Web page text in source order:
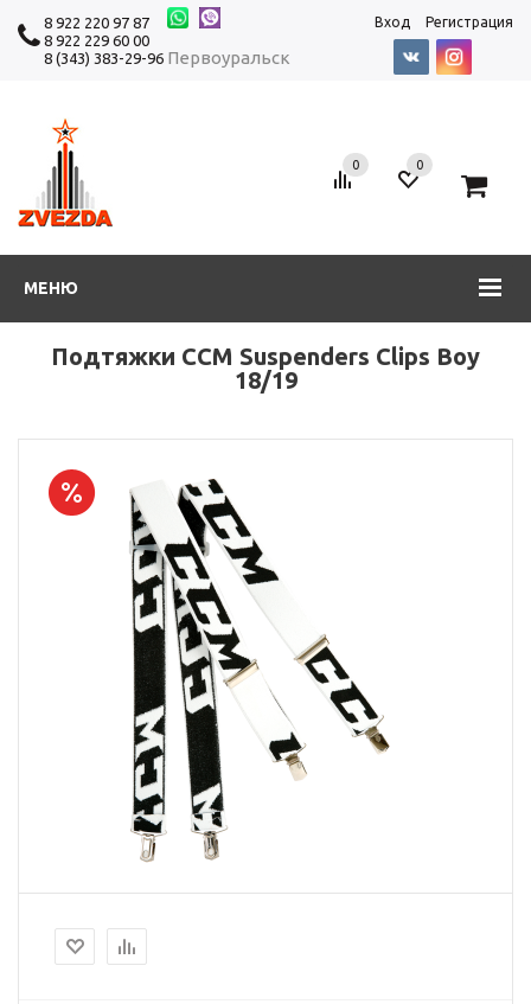
8 922 220 97 87
8 922 229 60 00
8 (343) 383-29-96 Первоуральск
Вход Регистрация
МЕНЮ
0 0
Подтяжки CCM Suspenders Clips Boy
18/19